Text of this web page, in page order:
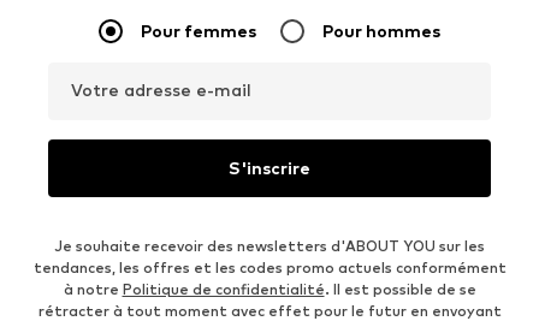
Pour femmes Pour hommes
Votre adresse e-mail
S'inscrire
Je souhaite recevoir des newsletters d'ABOUT YOU sur les
tendances, les offres et les codes promo actuels conformément
à notre Politique de confidentialité. Il est possible de se
rétracter à tout moment avec effet pour le futur en envoyant